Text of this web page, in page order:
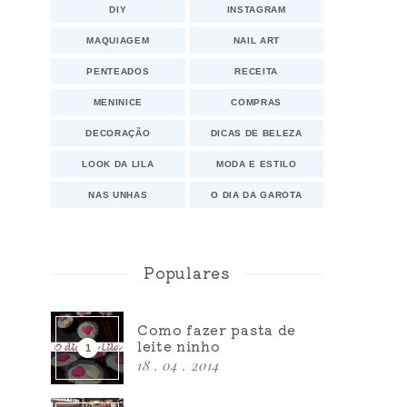
DIY INSTAGRAM
MAQUIAGEM NAIL ART
PENTEADOS RECEITA
MENINICE COMPRAS
DECORAÇÃO DICAS DE BELEZA
LOOK DA LILA MODA E ESTILO
NAS UNHAS O DIA DA GAROTA
Populares
Como fazer pasta de
leite ninho
18 . 04 . 2014